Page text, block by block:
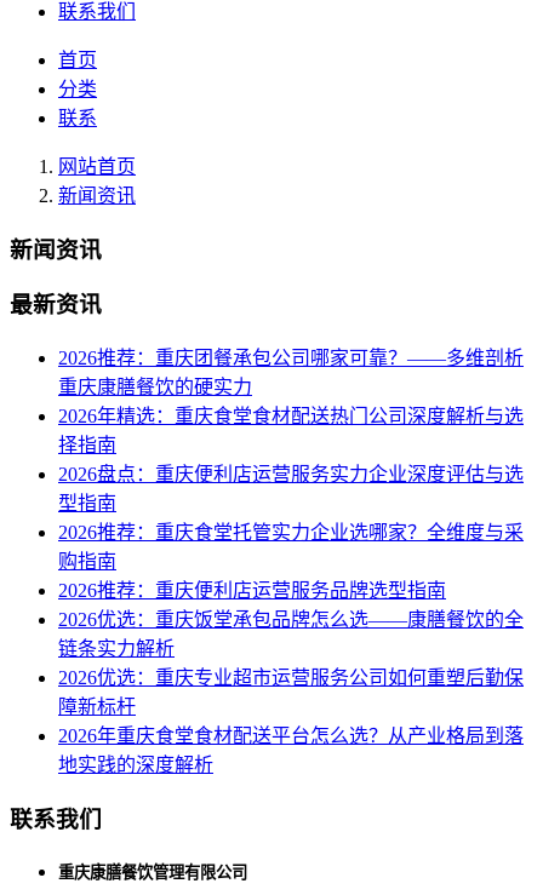
联系我们
首页
分类
联系
网站首页
新闻资讯
新闻资讯
最新资讯
2026推荐：重庆团餐承包公司哪家可靠？——多维剖析
重庆康膳餐饮的硬实力
2026年精选：重庆食堂食材配送热门公司深度解析与选
择指南
2026盘点：重庆便利店运营服务实力企业深度评估与选
型指南
2026推荐：重庆食堂托管实力企业选哪家？全维度与采
购指南
2026推荐：重庆便利店运营服务品牌选型指南
2026优选：重庆饭堂承包品牌怎么选——康膳餐饮的全
链条实力解析
2026优选：重庆专业超市运营服务公司如何重塑后勤保
障新标杆
2026年重庆食堂食材配送平台怎么选？从产业格局到落
地实践的深度解析
联系我们
重庆康膳餐饮管理有限公司